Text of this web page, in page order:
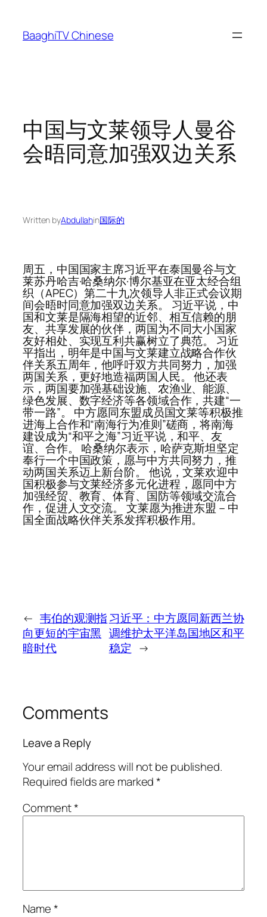
content
BaaghiTV Chinese
中国与文莱领导人曼谷
会晤同意加强双边关系
Written byAbdullahin国际的
周五，中国国家主席习近平在泰国曼谷与文
莱苏丹哈吉·哈桑纳尔·博尔基亚在亚太经合组
织（APEC）第二十九次领导人非正式会议期
间会晤时同意加强双边关系。 习近平说，中
国和文莱是隔海相望的近邻、相互信赖的朋
友、共享发展的伙伴，两国为不同大小国家
友好相处、实现互利共赢树立了典范。 习近
平指出，明年是中国与文莱建立战略合作伙
伴关系五周年，他呼吁双方共同努力，加强
两国关系，更好地造福两国人民。 他还表
示，两国要加强基础设施、农渔业、能源、
绿色发展、数字经济等各领域合作，共建“一
带一路”。 中方愿同东盟成员国文莱等积极推
进海上合作和“南海行为准则”磋商，将南海
建设成为“和平之海”习近平说，和平、友
谊、合作。 哈桑纳尔表示，哈萨克斯坦坚定
奉行一个中国政策，愿与中方共同努力，推
动两国关系迈上新台阶。 他说，文莱欢迎中
国积极参与文莱经济多元化进程，愿同中方
加强经贸、教育、体育、国防等领域交流合
作，促进人文交流。 文莱愿为推进东盟－中
国全面战略伙伴关系发挥积极作用。
← 韦伯的观测指
向更短的宇宙黑
暗时代
习近平：中方愿同新西兰协
调维护太平洋岛国地区和平
稳定 →
Comments
Leave a Reply
Your email address will not be published.
Required fields are marked*
Comment*
Name*